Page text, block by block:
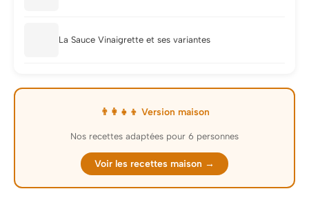
La Sauce Vinaigrette et ses variantes
👨‍👩‍👧‍👦 Version maison
Nos recettes adaptées pour 6 personnes
Voir les recettes maison →